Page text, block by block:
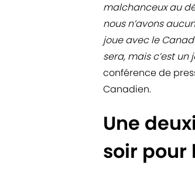
malchanceux au
nous n’avons
joue avec le
sera, mais c’est
conférence de
Canadien.
Une
soir pour